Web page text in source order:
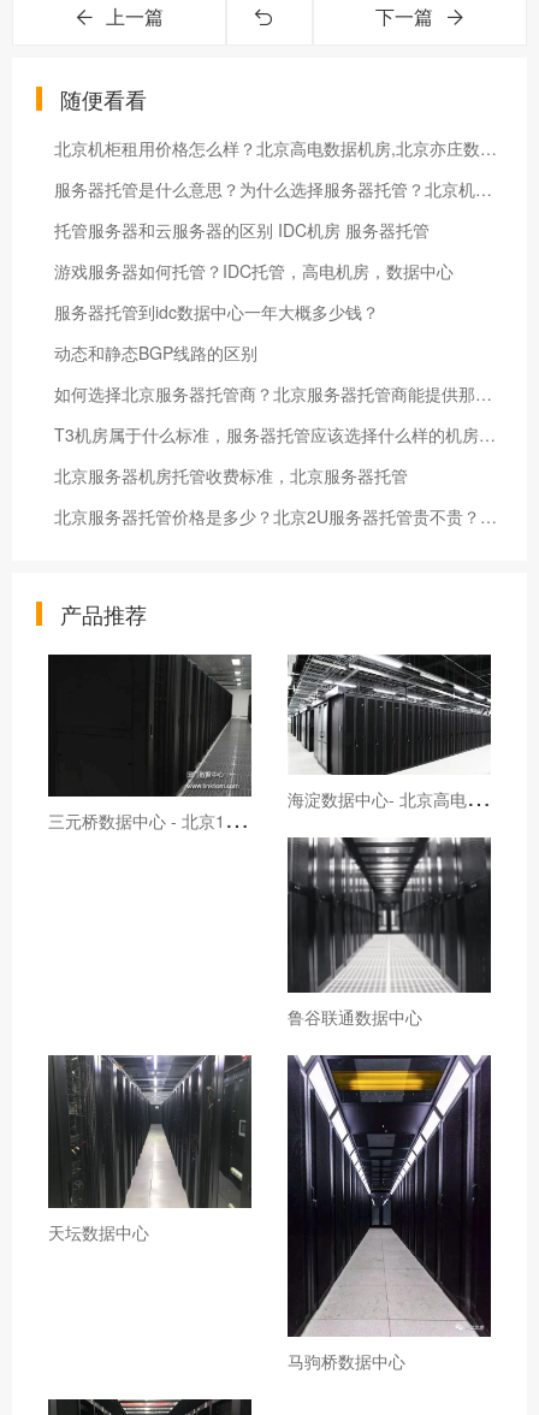
上一篇 下一篇
随便看看
北京机柜租用价格怎么样？北京高电数据机房,北京亦庄数据中心,北京服务器托管,北京gpu服务器托管,北京2u服务器托管,北京4u高电服务器托管,北京idc托管机房
服务器托管是什么意思？为什么选择服务器托管？北京机房,北京数据中心,北京高电机房,北京高电机房
托管服务器和云服务器的区别 IDC机房 服务器托管
游戏服务器如何托管？IDC托管，高电机房，数据中心
服务器托管到idc数据中心一年大概多少钱？
动态和静态BGP线路的区别
如何选择北京服务器托管商？北京服务器托管商能提供那些服务？北京机房,北京数据中心,北京高电机房,北京高电数据中心
T3机房属于什么标准，服务器托管应该选择什么样的机房，T3机房能提供什么服务
北京服务器机房托管收费标准，北京服务器托管
北京服务器托管价格是多少？北京2U服务器托管贵不贵？北京高电数据机房
产品推荐
三
元桥数据中心 - 北京1U2U4U服务器托管
海
淀数据中心- 北京高电机柜租用
鲁谷联通数据中心
天坛数据中心
马驹桥数据中心